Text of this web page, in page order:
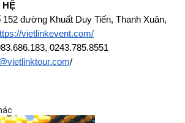
HỆ
152 đường Khuất Duy Tiến, Thanh Xuân, Hà
vietlinkevent.com/
0243.785.8551
/